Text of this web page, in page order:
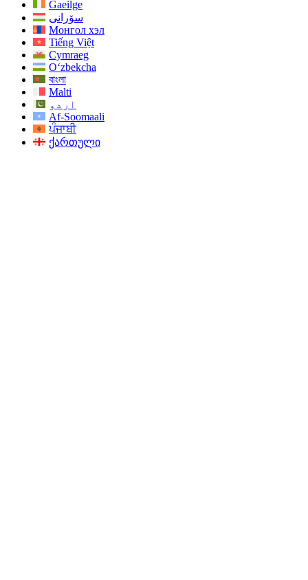
Gaeilge
سۆرانی
Монгол хэл
Tiếng Việt
Cymraeg
O‘zbekcha
বাংলা
Malti
اردو
Af-Soomaali
ਪੰਜਾਬੀ
ქართული